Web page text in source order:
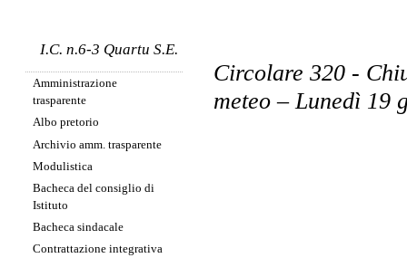
I.C. n.6-3 Quartu S.E.
Amministrazione
trasparente
Albo pretorio
Archivio amm. trasparente
Modulistica
Bacheca del consiglio di
Istituto
Bacheca sindacale
Contrattazione integrativa
Circolare 320 -
meteo – Lunedì 19